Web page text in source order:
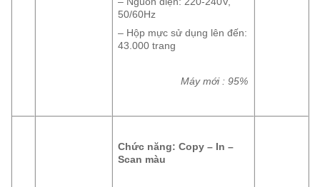
50/60Hz
– Hộp mực sử dụng lên đến:
43.000 trang
Máy mới : 95%
Chức năng: Copy – In –
Scan màu